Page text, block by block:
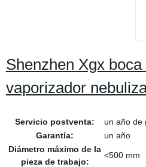
Shenzhen Xgx
vaporizador
Servicio postventa:
un año de
Garantía:
un año
Diámetro máximo de la
pieza de trabajo:
<500 mm